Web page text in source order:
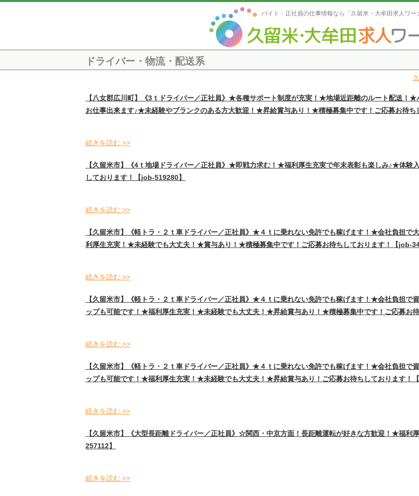
バイト・正社員の仕事情報なら「久留米・大牟田求人ワー
ドライバー・物流・配送系
【八女郡広川町】《3ｔドライバー／正社員》★各種サポート制度が充実！★地場近距離のルート配送！
お仕事出来ます♪★未経験やブランクのある方大歓迎！★昇給賞与あり！★積極募集中です！ご応募お待ち
続きを読む >>
【久留米市】《4ｔ地場ドライバー／正社員》★即戦力求む！★福利厚生充実で年末表彰も楽しみ♪★体験
しております！【job-519280】
続きを読む >>
【久留米市】《軽トラ・２ｔ車ドライバー／正社員》★４ｔに乗れない免許でも稼げます！★会社負担
利厚生充実！★未経験でも大丈夫！★賞与あり！★積極募集中です！ご応募お待ちしております！【job-
続きを読む >>
【久留米市】《軽トラ・２ｔ車ドライバー／正社員》★４ｔに乗れない免許でも稼げます！★会社負担で
ップも可能です！★福利厚生充実！★未経験でも大丈夫！★昇給賞与あり！★積極募集中です！ご応募お
続きを読む >>
【久留米市】《軽トラ・２ｔ車ドライバー／正社員》★４ｔに乗れない免許でも稼げます！★会社負担で
ップも可能です！★福利厚生充実！★未経験でも大丈夫！★昇給賞与あり！ご応募お待ちしております！
続きを読む >>
【久留米市】《大型長距離ドライバー／正社員》☆関西・中京方面！長距離運転が好きな方歓迎！★福利
257112】
続きを読む >>